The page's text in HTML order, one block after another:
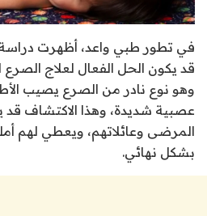
في تطور طبي واعد، أظهرت دراسة
وهو نوع نادر من الصرع يصيب
عصبية شديدة، وهذا الاكتشاف قد
المرضى وعائلاتهم، ويعطي لهم
بشكل نهائي.